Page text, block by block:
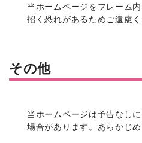
当ホームページをフレーム
招く恐れがあるためご遠慮く
その他
当ホームページは予告なし
場合があります。あらかじめ